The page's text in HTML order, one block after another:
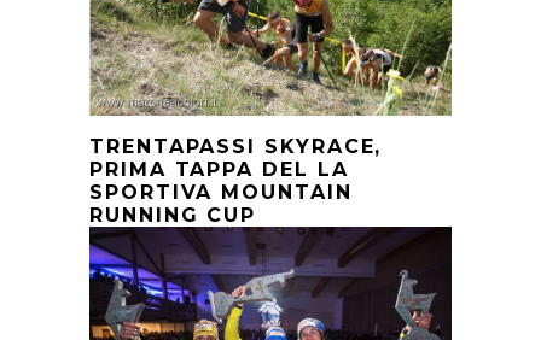
TRENTAPASSI SKYRACE,
PRIMA TAPPA DEL LA
SPORTIVA MOUNTAIN
RUNNING CUP